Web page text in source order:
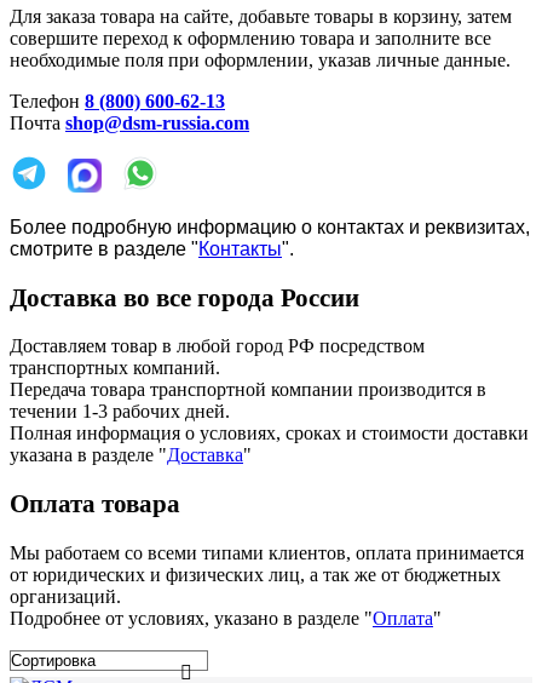
Для заказа товара на сайте, добавьте товары в корзину, затем
совершите переход к оформлению товара и заполните все
необходимые поля при оформлении, указав личные данные.
Телефон 8 (800) 600-62-13
Почта shop@dsm-russia.com
Более подробную информацию о контактах и реквизитах,
смотрите в разделе "Контакты".
Доставка во все города России
Доставляем товар в любой город РФ посредством
транспортных компаний.
Передача товара транспортной компании производится в
течении 1-3 рабочих дней.
Полная информация о условиях, сроках и стоимости доставки
указана в разделе "Доставка"
Оплата товара
Мы работаем со всеми типами клиентов, оплата принимается
от юридических и физических лиц, а так же от бюджетных
организаций.
Подробнее от условиях, указано в разделе "Оплата"